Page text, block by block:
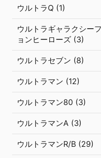
ウルトラQ (1)
ウルトラギャラクシー
ョンヒーローズ (3)
ウルトラセブン (8)
ウルトラマン (12)
ウルトラマン80 (3)
ウルトラマンA (3)
ウルトラマンR/B (29)